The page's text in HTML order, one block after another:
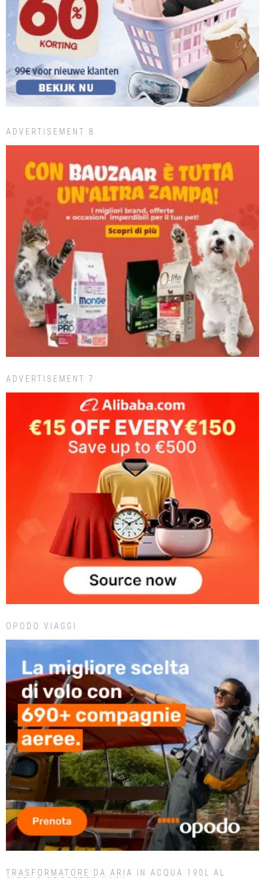
ADVERTISEMENT 8
ADVERTISEMENT 7
OPODO VIAGGI
TRASFORMATORE DA ARIA IN ACQUA 190L AL